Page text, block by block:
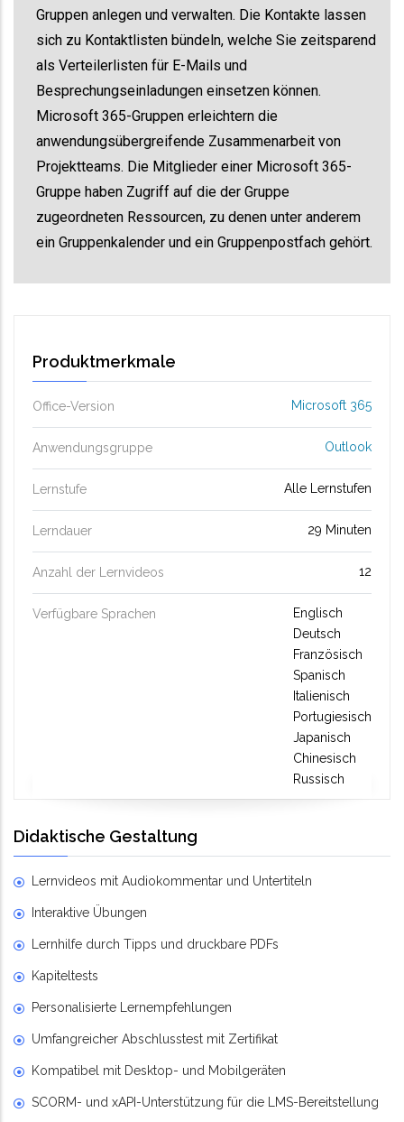
Gruppen anlegen und verwalten. Die Kontakte lassen
sich zu Kontaktlisten bündeln, welche Sie zeitsparend
als Verteilerlisten für E-Mails und
Besprechungseinladungen einsetzen können.
Microsoft 365-Gruppen erleichtern die
anwendungsübergreifende Zusammenarbeit von
Projektteams. Die Mitglieder einer Microsoft 365-
Gruppe haben Zugriff auf die der Gruppe
zugeordneten Ressourcen, zu denen unter anderem
ein Gruppenkalender und ein Gruppenpostfach gehört.
Produktmerkmale
Office-Version Microsoft 365
Anwendungsgruppe Outlook
Lernstufe Alle Lernstufen
Lerndauer 29 Minuten
Anzahl der Lernvideos 12
Verfügbare Sprachen
Englisch
Deutsch
Französisch
Spanisch
Italienisch
Portugiesisch
Japanisch
Chinesisch
Russisch
Didaktische Gestaltung
Lernvideos mit Audiokommentar und Untertiteln
Interaktive Übungen
Lernhilfe durch Tipps und druckbare PDFs
Kapiteltests
Personalisierte Lernempfehlungen
Umfangreicher Abschlusstest mit Zertifikat
Kompatibel mit Desktop- und Mobilgeräten
SCORM- und xAPI-Unterstützung für die LMS-Bereitstellung